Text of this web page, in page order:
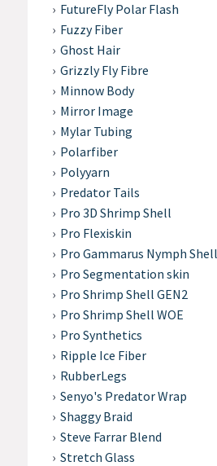
FutureFly Polar Flash
Fuzzy Fiber
Ghost Hair
Grizzly Fly Fibre
Minnow Body
Mirror Image
Mylar Tubing
Polarfiber
Polyyarn
Predator Tails
Pro 3D Shrimp Shell
Pro Flexiskin
Pro Gammarus Nymph Shell
Pro Segmentation skin
Pro Shrimp Shell GEN2
Pro Shrimp Shell WOE
Pro Synthetics
Ripple Ice Fiber
RubberLegs
Senyo's Predator Wrap
Shaggy Braid
Steve Farrar Blend
Stretch Glass